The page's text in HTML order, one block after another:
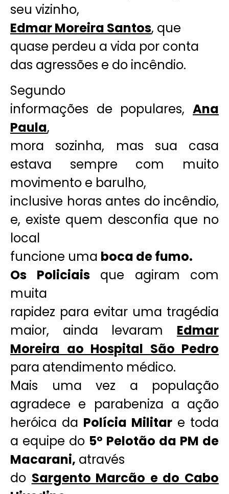
seu vizinho,
Edmar Moreira Santos, que
quase perdeu a vida por conta
das agressões e do incêndio.
Segundo
informações de populares, Ana
Paula,
mora sozinha, mas sua casa
estava sempre com muito
movimento e barulho,
inclusive horas antes do incêndio,
e, existe quem desconfia que no
local
funcione uma boca de fumo.
Os Policiaisque agiram com
muita
rapidez para evitar uma tragédia
maior, ainda levaram Edmar
Moreira ao Hospital São Pedro
para atendimento médico.
Mais uma vez a população
agradece e parabeniza a ação
heróica da Polícia Militar e toda
a equipe do 5º Pelotão da PM de
Macarani, através
do Sargento Marcão e do Cabo